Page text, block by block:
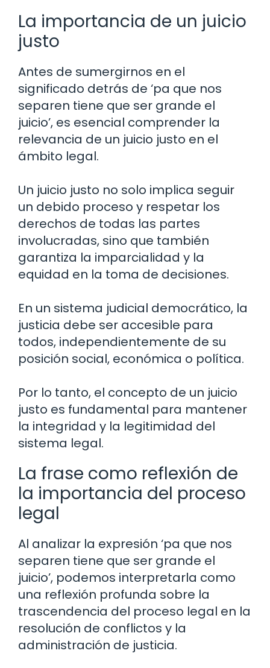
La importancia de un juicio
justo
Antes de sumergirnos en el
significado detrás de ‘pa que nos
separen tiene que ser grande el
juicio’, es esencial comprender la
relevancia de un juicio justo en el
ámbito legal.
Un juicio justo no solo implica seguir
un debido proceso y respetar los
derechos de todas las partes
involucradas, sino que también
garantiza la imparcialidad y la
equidad en la toma de decisiones.
En un sistema judicial democrático, la
justicia debe ser accesible para
todos, independientemente de su
posición social, económica o política.
Por lo tanto, el concepto de un juicio
justo es fundamental para mantener
la integridad y la legitimidad del
sistema legal.
La frase como reflexión de
la importancia del proceso
legal
Al analizar la expresión ‘pa que nos
separen tiene que ser grande el
juicio’, podemos interpretarla como
una reflexión profunda sobre la
trascendencia del proceso legal en la
resolución de conflictos y la
administración de justicia.